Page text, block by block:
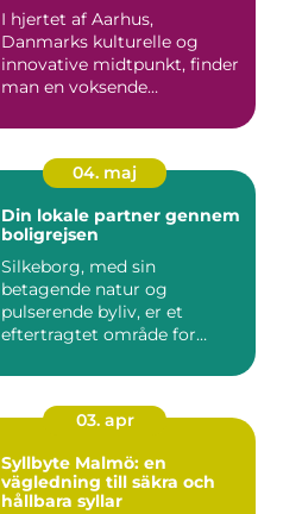
I hjertet af Aarhus,
Danmarks kulturelle og
innovative midtpunkt, finder
man en voksende
04. maj
Din lokale partner gennem
boligrejsen
Silkeborg, med sin
betagende natur og
pulserende byliv, er et
eftertragtet område for
03. apr
Syllbyte Malmö: en
vägledning till säkra och
hållbara syllar